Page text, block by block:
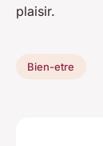
plaisir.
Bien-etre